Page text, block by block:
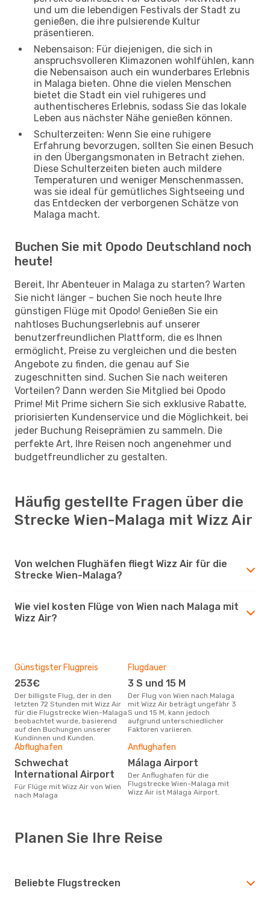
und um die lebendigen Festivals der Stadt zu
genießen, die ihre pulsierende Kultur
präsentieren.
Nebensaison: Für diejenigen, die sich in
anspruchsvolleren Klimazonen wohlfühlen, kann
die Nebensaison auch ein wunderbares Erlebnis
in Malaga bieten. Ohne die vielen Menschen
bietet die Stadt ein viel ruhigeres und
authentischeres Erlebnis, sodass Sie das lokale
Leben aus nächster Nähe genießen können.
Schulterzeiten: Wenn Sie eine ruhigere
Erfahrung bevorzugen, sollten Sie einen Besuch
in den Übergangsmonaten in Betracht ziehen.
Diese Schulterzeiten bieten auch mildere
Temperaturen und weniger Menschenmassen,
was sie ideal für gemütliches Sightseeing und
das Entdecken der verborgenen Schätze von
Malaga macht.
Buchen Sie mit Opodo Deutschland noch
heute!
Bereit, Ihr Abenteuer in Malaga zu starten? Warten
Sie nicht länger – buchen Sie noch heute Ihre
günstigen Flüge mit Opodo! Genießen Sie ein
nahtloses Buchungserlebnis auf unserer
benutzerfreundlichen Plattform, die es Ihnen
ermöglicht, Preise zu vergleichen und die besten
Angebote zu finden, die genau auf Sie
zugeschnitten sind. Suchen Sie nach weiteren
Vorteilen? Dann werden Sie Mitglied bei Opodo
Prime! Mit Prime sichern Sie sich exklusive Rabatte,
priorisierten Kundenservice und die Möglichkeit, bei
jeder Buchung Reiseprämien zu sammeln. Die
perfekte Art, Ihre Reisen noch angenehmer und
budgetfreundlicher zu gestalten.
Häufig gestellte Fragen über die
Strecke Wien-Malaga mit Wizz Air
Von welchen Flughäfen fliegt Wizz Air für die
Strecke Wien-Malaga?
Wie viel kosten Flüge von Wien nach Malaga mit
Wizz Air?
Günstigster Flugpreis
253€
Der billigste Flug, der in den
letzten 72 Stunden mit Wizz Air
für die Flugstrecke Wien-Malaga
beobachtet wurde, basierend
auf den Buchungen unserer
Kundinnen und Kunden.
Flugdauer
3 S und 15 M
Der Flug von Wien nach Malaga
mit Wizz Air beträgt ungefähr 3
S und 15 M, kann jedoch
aufgrund unterschiedlicher
Faktoren variieren.
Abflughafen
Schwechat
International Airport
Für Flüge mit Wizz Air von Wien
nach Malaga
Anflughafen
Málaga Airport
Der Anflughafen für die
Flugstrecke Wien-Malaga mit
Wizz Air ist Málaga Airport.
Planen Sie Ihre Reise
Beliebte Flugstrecken